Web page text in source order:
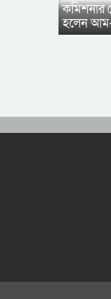
কমিশনার
হলেন